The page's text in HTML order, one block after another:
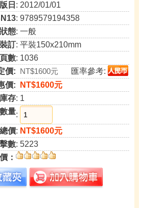
日 : 2012/01/01
: 9789579194358
態: 一般
裝訂: 平裝150x210mm
頁數: 1036
價: NT$1600元
匯率參考:
價:
NT$1600元
存: 1
量:
價: NT$1600元
數: 5223
：